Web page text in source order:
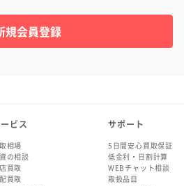
規会員登録
ビス
相場
の相談
買取
買取
サポート
5日間安心買取保証
低金利・日割計算
WEBチャット相談
取扱品目